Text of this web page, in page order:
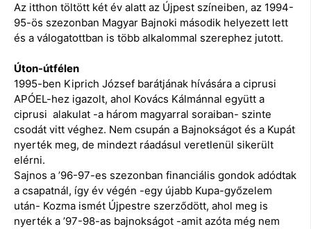
Az itthon töltött két év alatt az Újpest színeiben, az 1994-
95-ös szezonban Magyar Bajnoki második helyezett lett
és a válogatottban is több alkalommal szerephez jutott.
Úton-útfélen
1995-ben Kiprich József barátjának hívására a ciprusi
APÓEL-hez igazolt, ahol Kovács Kálmánnal együtt a
ciprusi alakulat -a három magyarral soraiban- szinte
csodát vitt véghez. Nem csupán a Bajnokságot és a Kupát
nyerték meg, de mindezt ráadásul veretlenül sikerült
elérni.
Sajnos a ’96-97-es szezonban financiális gondok adódtak
a csapatnál, így év végén -egy újabb Kupa-győzelem
után- Kozma ismét Újpestre szerződött, ahol meg is
nyerték a ’97-98-as bajnokságot -amit azóta még nem